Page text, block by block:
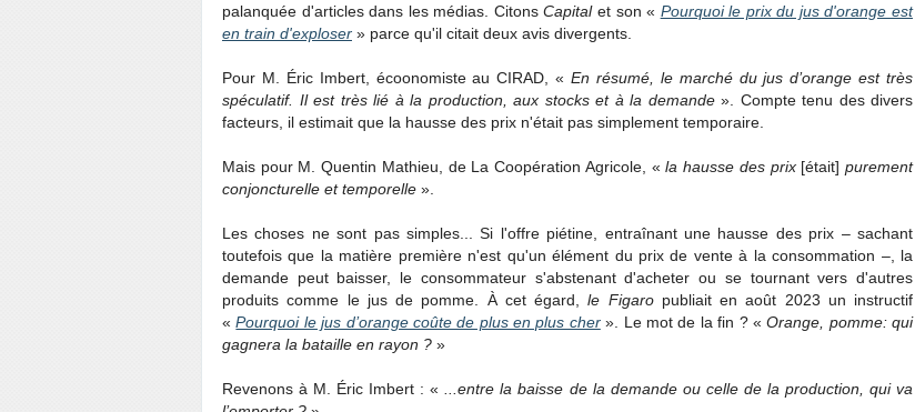
palanquée d'articles dans les médias. CitonsCapitalet son « Pourquoi le prix du jus d'orange est
en train d'exploser » parce qu'il citait deux avis divergents.
Pour M. Éric Imbert, écoonomiste au CIRAD, « En résumé, le marché du jus d’orange est très
spéculatif. Il est très lié à la production, aux stocks et à la demande ». Compte tenu des divers
facteurs, il estimait que la hausse des prix n'était pas simplement temporaire.
Mais pour M. Quentin Mathieu, de La Coopération Agricole, «la hausse des prix [était] purement
conjoncturelle et temporelle ».
Les choses ne sont pas simples... Si l'offre piétine, entraînant une hausse des prix – sachant
toutefois que la matière première n'est qu'un élément du prix de vente à la consommation –, la
demande peut baisser, le consommateur s'abstenant d'acheter ou se tournant vers d'autres
produits comme le jus de pomme. À cet égard,le Figaropubliait en août 2023 un instructif
«Pourquoi le jus d’orange coûte de plus en plus cher ». Le mot de la fin ? «Orange, pomme: qui
gagnera la bataille en rayon ? »
Revenons à M. Éric Imbert : «
...entre la baisse de la demande ou celle de la production, qui va